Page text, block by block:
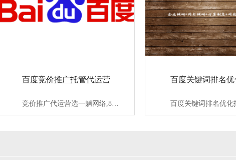
百度竞价推广托管代运营 百度关键词排名优